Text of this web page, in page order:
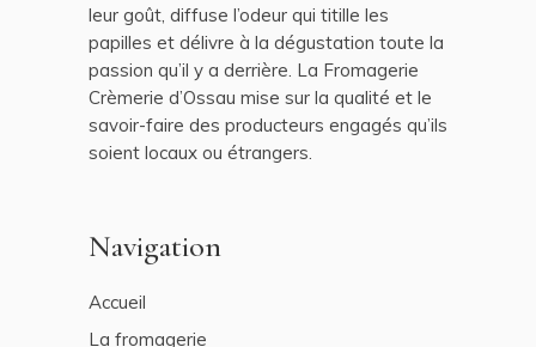
leur goût, diffuse l’odeur qui titille les
papilles et délivre à la dégustation toute la
passion qu’il y a derrière. La Fromagerie
Crèmerie d’Ossau mise sur la qualité et le
savoir-faire des producteurs engagés qu’ils
soient locaux ou étrangers.
Navigation
Accueil
La fromagerie